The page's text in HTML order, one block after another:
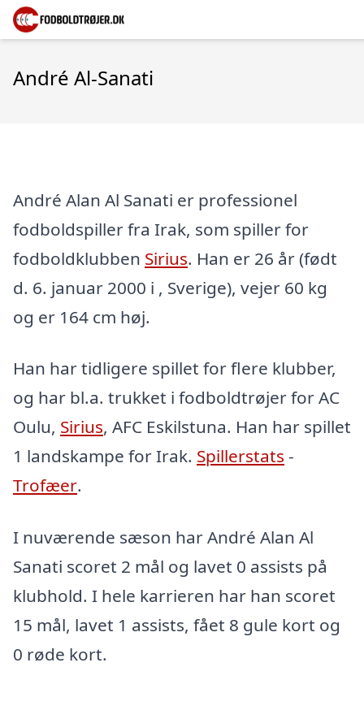
André Al-Sanati
André Alan Al Sanati er professionel
fodboldspiller fra Irak, som spiller for
fodboldklubben Sirius. Han er 26 år (født
d. 6. januar 2000 i , Sverige), vejer 60 kg
og er 164 cm høj.
Han har tidligere spillet for flere klubber,
og har bl.a. trukket i fodboldtrøjer for AC
Oulu, Sirius, AFC Eskilstuna. Han har spillet
1 landskampe for Irak. Spillerstats -
Trofæer.
I nuværende sæson har André Alan Al
Sanati scoret 2 mål og lavet 0 assists på
klubhold. I hele karrieren har han scoret
15 mål, lavet 1 assists, fået 8 gule kort og
0 røde kort.